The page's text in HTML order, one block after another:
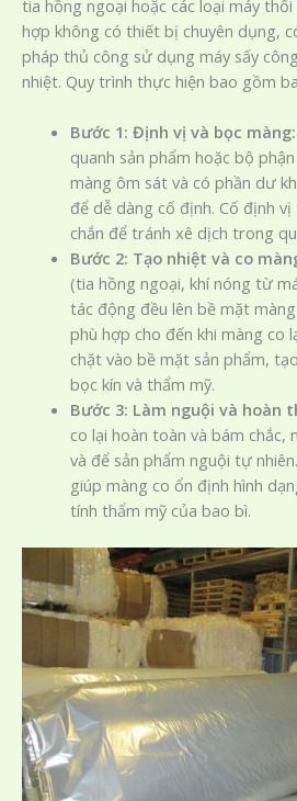
tia hồng ngoại hoặc các loại máy
hợp không có thiết bị chuyên dụng,
pháp thủ công sử dụng máy sấy
nhiệt. Quy trình thực hiện bao gồm
Bước 1: Định vị và bọc màng:
quanh sản phẩm hoặc bộ
màng ôm sát và có phần dư
để dễ dàng cố định. Cố định
chắn để tránh xê dịch trong
Bước 2: Tạo nhiệt và co
(tia hồng ngoại, khí nóng từ
tác động đều lên bề mặt
phù hợp cho đến khi màng co
chặt vào bề mặt sản phẩm,
bọc kín và thẩm mỹ.
Bước 3: Làm nguội và hoàn
co lại hoàn toàn và bám chắc,
và để sản phẩm nguội tự
giúp màng co ổn định hình
tính thẩm mỹ của bao bì.